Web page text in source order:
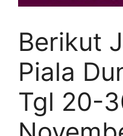
Berikut
Piala
Tgl 20-